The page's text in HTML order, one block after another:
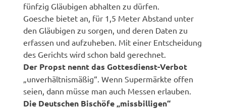
fünfzig Gläubigen abhalten zu dürfen.
Goesche bietet an, für 1,5 Meter Abstand unter
den Gläubigen zu sorgen, und deren Daten zu
erfassen und aufzuheben. Mit einer Entscheidung
des Gerichts wird schon bald gerechnet.
Der Propst nennt das Gottesdienst-Verbot
„unverhältnismäßig“. Wenn Supermärkte offen
seien, dann müsse man auch Messen erlauben.
Die Deutschen Bischöfe „missbilligen“